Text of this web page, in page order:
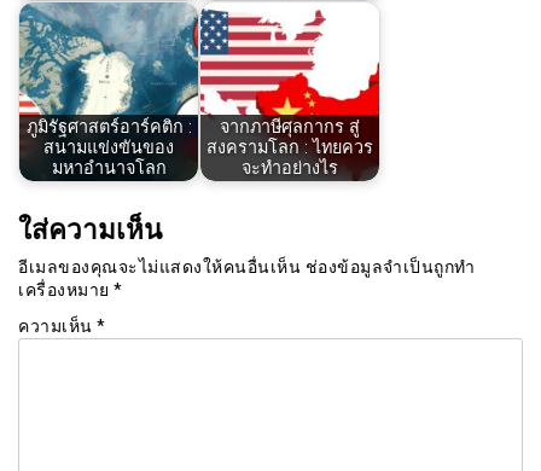
ภูมิรัฐศาสตร์อาร์คติก :
สนามแข่งขันของ
มหาอำนาจโลก
จากภาษีศุลกากร สู่
สงครามโลก : ไทยควร
จะทำอย่างไร
ใส่ความเห็น
อีเมลของคุณจะไม่แสดงให้คนอื่นเห็น ช่องข้อมูลจำเป็นถูกทำ
เครื่องหมาย *
ความเห็น *